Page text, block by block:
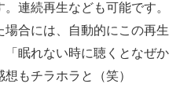
連続再生なども可能です。
合には、自動的にこの再生
「眠れない時に聴くとなぜか
もチラホラと（笑）